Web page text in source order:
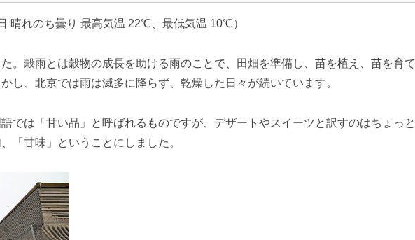
晴れのち曇り 最高気温 22℃、最低気温 10℃）
。穀雨とは穀物の成長を助ける雨のことで、田畑を準備し、苗を植え、苗を育て
し、北京では雨は滅多に降らず、乾燥した日々が続いています。
では「甘い品」と呼ばれるものですが、デザートやスイーツと訳すのはちょっと
「甘味」ということにしました。